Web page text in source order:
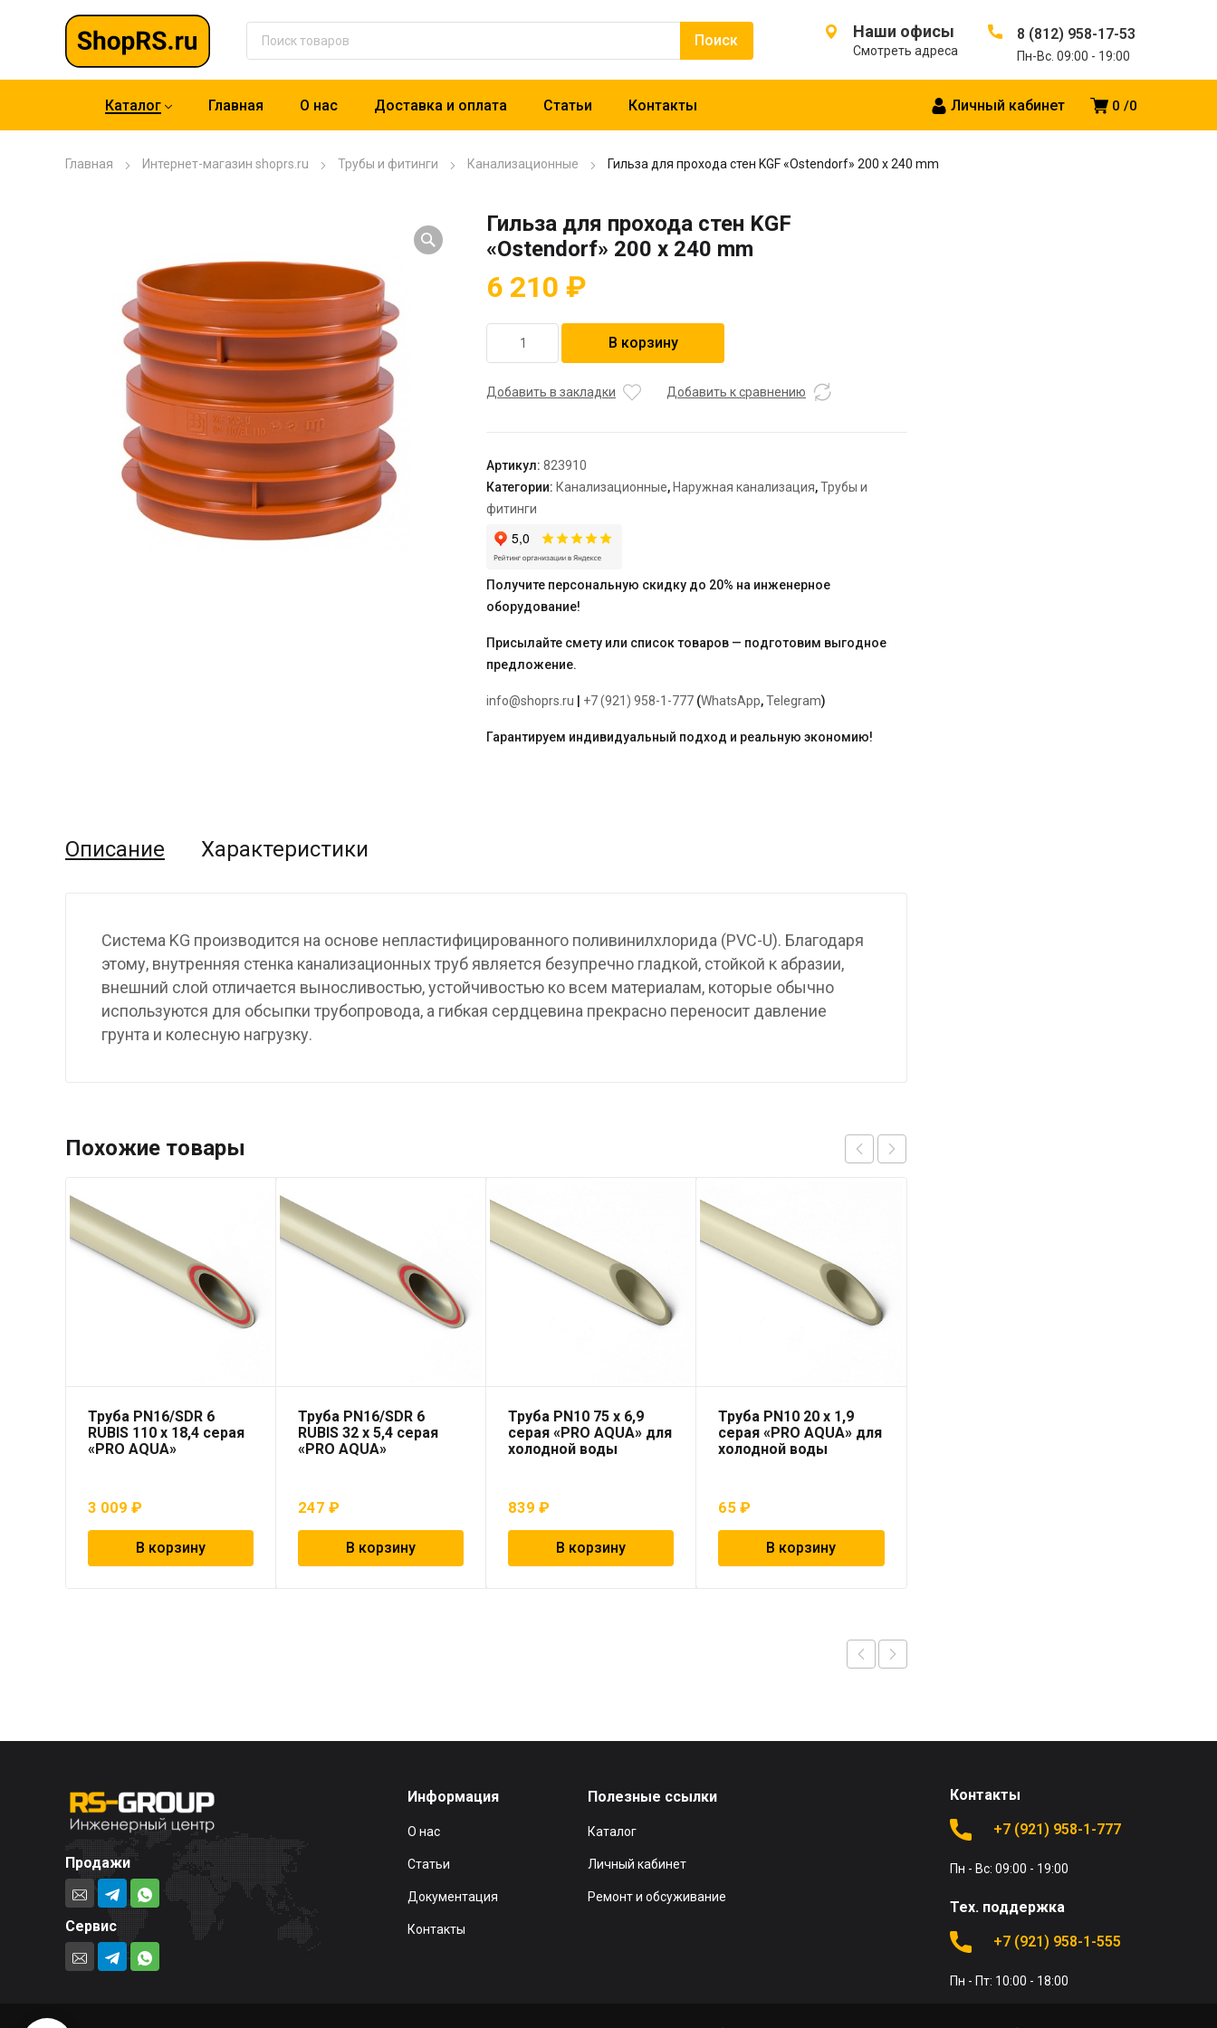
Наши офисы
Смотреть адреса
8 (812) 958-17-53
Пн-Вс. 09:00 - 19:00
0 0
Личный кабинет
Каталог Главная О нас Доставка и оплата Статьи Контакты
Главная Интернет-магазин shoprs.ru Трубы и фитинги Канализационные Гильза для прохода стен KGF «Ostendorf» 200 x 240 mm
Гильза для прохода стен KGF
«Ostendorf» 200 x 240 mm
6 210 ₽
товара
для
"Ostendorf"
200
x
240
mm
В корзину
Добавить в закладки Добавить к сравнению
Артикул: 823910
Категории: Канализационные, Наружная канализация,Трубы и
фитинги
Получите персональную скидку до 20% на инженерное
оборудование!
Присылайте смету или список товаров — подготовим выгодное
предложение.
info@shoprs.ru +7 (921) 958-1-777 (WhatsApp,Telegram)
Гарантируем индивидуальный подход и реальную экономию!
Описание Характеристики
Система KG производится на основе непластифицированного поливинилхлорида (PVC-U). Благодаря
этому, внутренняя стенка канализационных труб является безупречно гладкой, стойкой к абразии,
внешний слой отличается выносливостью, устойчивостью ко всем материалам, которые обычно
используются для обсыпки трубопровода, а гибкая сердцевина прекрасно переносит давление
грунта и колесную нагрузку.
Похожие товары
Труба PN16/SDR 6
RUBIS 110 x 18,4 серая
«PRO AQUA»
3 009 ₽
В корзину
Труба PN16/SDR 6
RUBIS 32 x 5,4 серая
«PRO AQUA»
247₽
В корзину
Труба PN10 75 x 6,9
серая «PRO AQUA» для
холодной воды
839₽
В корзину
Труба PN10 20 x 1,9
серая «PRO AQUA» для
холодной воды
65₽
В корзину
Продажи
Сервис
Информация
О нас
Статьи
Документация
Контакты
Полезные ссылки
Каталог
Личный кабинет
Ремонт и обсуживание
Контакты
+7 (921) 958-1-777
Пн - Вс: 09:00 - 19:00
Тех. поддержка
+7 (921) 958-1-555
Пн - Пт: 10:00 - 18:00